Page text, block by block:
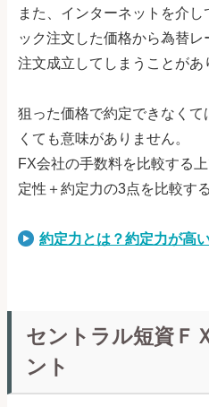
また、インターネットを介
ック注文した価格から為替
注文成立してしまうことがあ
狙った価格で約定できなく
くても意味がありません。
FX会社の手数料を比較する
定性＋約定力の3点を比較す
約定力とは？約定力が高
セントラル短資Ｆ
ント